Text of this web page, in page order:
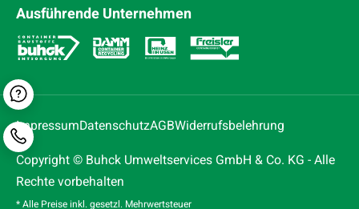
Kontaktformular
Telefonnummer
Ausführende Unternehmen
ImpressumDatenschutzAGBWiderrufsbelehrung
Copyright © Buhck Umweltservices GmbH & Co. KG - Alle
Rechte vorbehalten
* Alle Preise inkl. gesetzl. Mehrwertsteuer